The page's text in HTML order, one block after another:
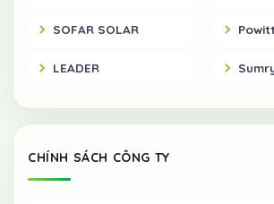
SOFAR SOLAR
LEADER
CHÍNH SÁCH CÔNG TY